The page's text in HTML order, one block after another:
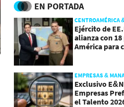
EN PORTADA
CENTROAMÉRICA
Ejército de
alianza con 18
América para
EMPRESAS &
Exclusivo
Empresas
el Talento